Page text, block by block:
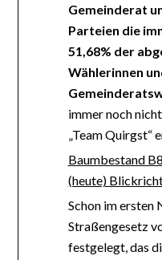
Gemeinderat
Parteien die
51,68% der
Wählerinnen
immer noch
„Team Quirgst“
Baumbestand
(heute)
Schon im ersten
Straßengesetz
festgelegt, das